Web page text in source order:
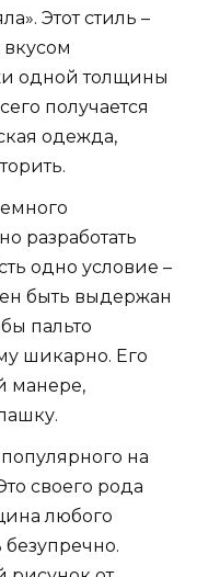
Этот стиль –
одной толщины
получается
одежда,
разработать
одно условие –
быть выдержан
пальто
шикарно. Его
манере,
на
своего рода
любого
безупречно.